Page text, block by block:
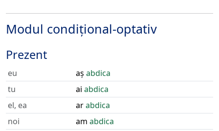
Modul condițional-optativ
Prezent
eu aș abdica
tu
ai abdica
el, ea
arabdica
noi
am abdica